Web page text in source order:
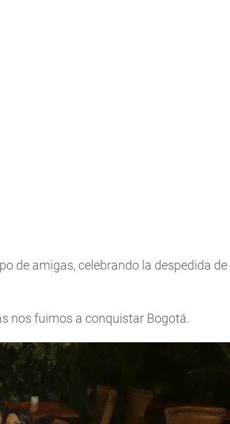
de amigas, celebrando la despedida de
nos fuimos a conquistar Bogotá.